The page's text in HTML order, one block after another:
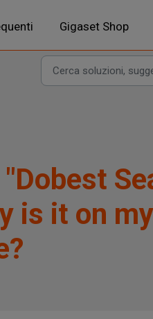
Gigaset Shop
is it on my